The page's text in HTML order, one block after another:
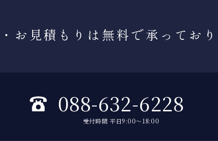
お見積もりは 無料で承ってお
088-632-6228
受付時間 平日9:00～18:00